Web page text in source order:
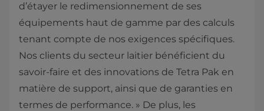
d’étayer le redimensionnement de ses
équipements haut de gamme par des calculs
tenant compte de nos exigences spécifiques.
Nos clients du secteur laitier bénéficient du
savoir-faire et des innovations de Tetra Pak en
matière de support, ainsi que de garanties en
termes de performance. » De plus, les